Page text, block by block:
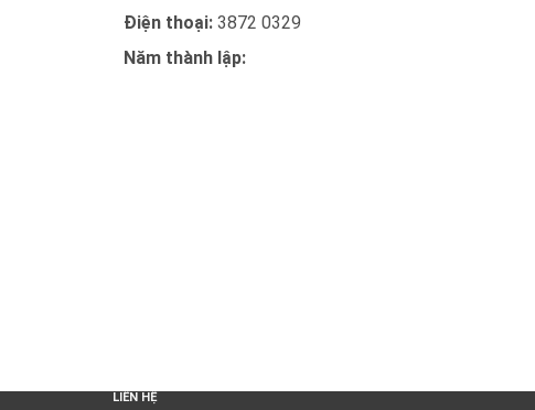
Điện thoại: 3872 0329
Năm thành lập:
LIÊN HỆ